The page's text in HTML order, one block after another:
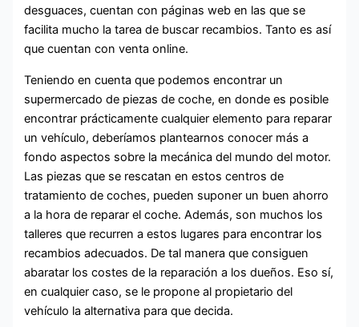
desguaces, cuentan con páginas web en las que se
facilita mucho la tarea de buscar recambios. Tanto es así
que cuentan con venta online.
Teniendo en cuenta que podemos encontrar un
supermercado de piezas de coche, en donde es posible
encontrar prácticamente cualquier elemento para reparar
un vehículo, deberíamos plantearnos conocer más a
fondo aspectos sobre la mecánica del mundo del motor.
Las piezas que se rescatan en estos centros de
tratamiento de coches, pueden suponer un buen ahorro
a la hora de reparar el coche. Además, son muchos los
talleres que recurren a estos lugares para encontrar los
recambios adecuados. De tal manera que consiguen
abaratar los costes de la reparación a los dueños. Eso sí,
en cualquier caso, se le propone al propietario del
vehículo la alternativa para que decida.